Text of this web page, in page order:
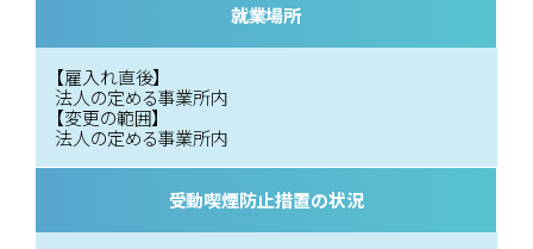
就業場所
【雇入れ直後】
法人の定める事業所内
【変更の範囲】
法人の定める事業所内
受動喫煙防止措置の状況